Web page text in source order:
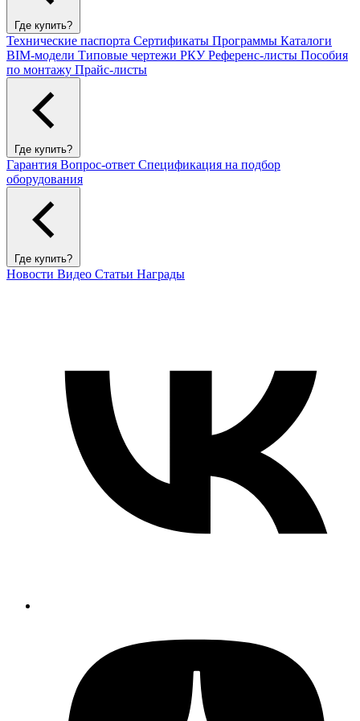
Где купить?
Технические паспорта Сертификаты Программы Каталоги
BIM-модели Типовые чертежи РКУРеференс-листы Пособия
по монтажу Прайс-листы
Где купить?
Гарантия Вопрос-ответ Спецификация на подбор
оборудования
Где купить?
Новости Видео Статьи Награды